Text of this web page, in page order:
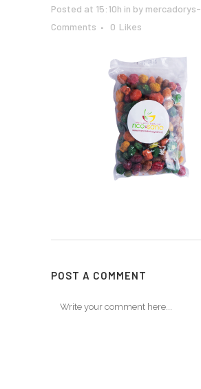
Posted at 15:10h in by mercadorys-
Comments
0 Likes
POST A COMMENT